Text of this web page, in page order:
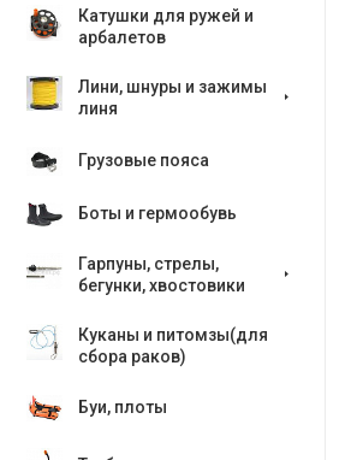
Катушки для ружей и
арбалетов
Лини, шнуры и зажимы
линя
Грузовые пояса
Боты и гермообувь
Гарпуны, стрелы,
бегунки, хвостовики
Куканы и питомзы(для
сбора раков)
Буи, плоты